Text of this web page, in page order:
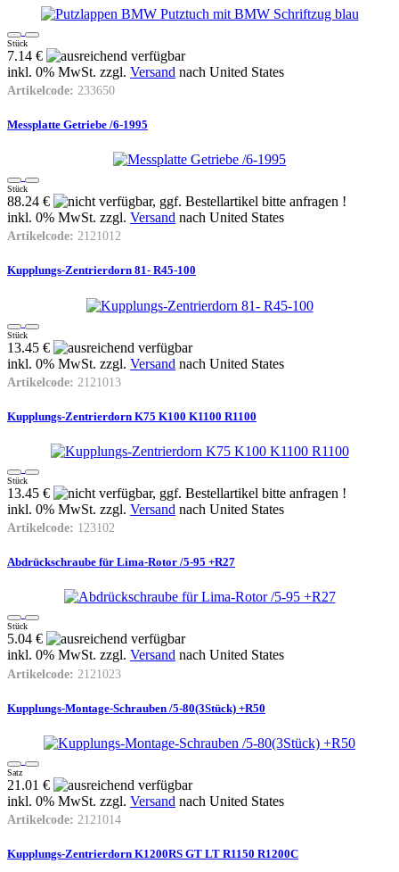
Stück
7.14 €
inkl. 0% MwSt. zzgl. Versand nach United States
Artikelcode: 233650
Messplatte Getriebe /6-1995
Stück
88.24 €
inkl. 0% MwSt. zzgl. Versand nach United States
Artikelcode: 2121012
Kupplungs-Zentrierdorn 81- R45-100
Stück
13.45 €
inkl. 0% MwSt. zzgl. Versand nach United States
Artikelcode: 2121013
Kupplungs-Zentrierdorn K75 K100 K1100 R1100
Stück
13.45 €
inkl. 0% MwSt. zzgl. Versand nach United States
Artikelcode: 123102
Abdrückschraube für Lima-Rotor /5-95 +R27
Stück
5.04 €
inkl. 0% MwSt. zzgl. Versand nach United States
Artikelcode: 2121023
Kupplungs-Montage-Schrauben /5-80(3Stück) +R50
Satz
21.01 €
inkl. 0% MwSt. zzgl. Versand nach United States
Artikelcode: 2121014
Kupplungs-Zentrierdorn K1200RS GT LT R1150 R1200C